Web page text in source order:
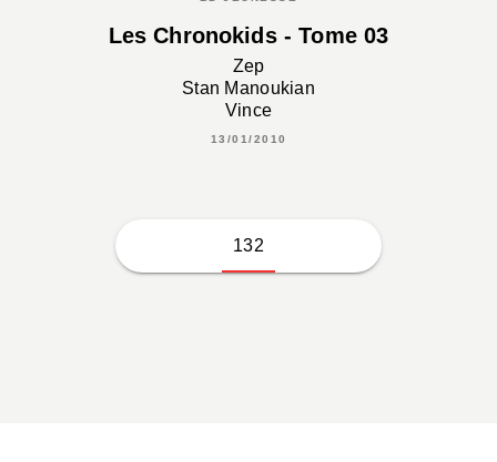
Les Chronokids - Tome 03
Zep
Stan Manoukian
Vince
13/01/2010
132